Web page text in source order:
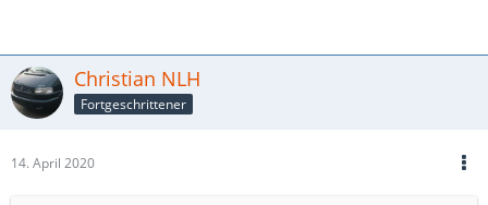
Christian NLH
Fortgeschrittener
14. April 2020